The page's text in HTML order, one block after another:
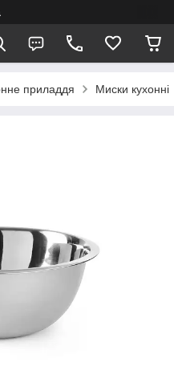
приладдя Миски кухонні